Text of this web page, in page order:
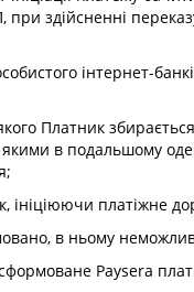
здійсненні
інтернет-
Платник
в подальшому
ініціюючи платіжне
в ньому
Paysera